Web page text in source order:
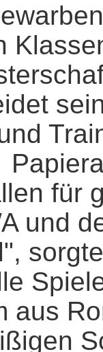
für
und
aus